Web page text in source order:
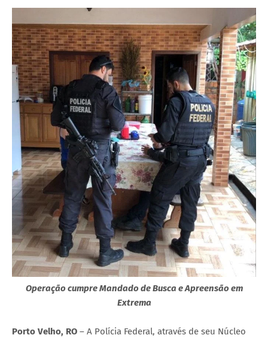
Operação cumpre Mandado de Busca e Apreensão em
Extrema
Porto Velho, RO – A Polícia Federal, através de seu Núcleo